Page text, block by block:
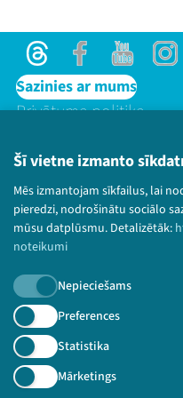
Šī vietne izmanto
Mēs izmantojam sīkfailus, lai
pieredzi, nodrošinātu sociālo
mūsu datplūsmu. Detalizētāk:
noteikumi
Nepieciešams
Preferences
Statistika
Mārketings
Threads
ThreadsFacebookYoutube
Sazinies ar mums
Privātuma politika
Bērnu aizsardzības
© 2026 Sarunu festivāls
paturētas.
Piesakies
Nepalaid garām aktuālāko